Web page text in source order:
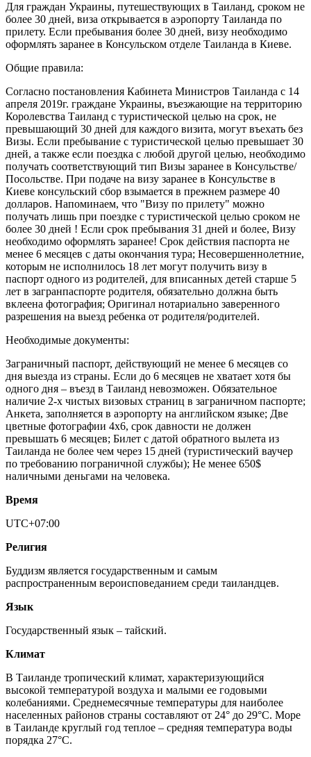
Для граждан Украины, путешествующих в Таиланд, сроком не
более 30 дней, виза открывается в аэропорту Таиланда по
прилету. Если пребывания более 30 дней, визу необходимо
оформлять заранее в Консульском отделе Таиланда в Киеве.
Общие правила:
Согласно постановления Кабинета Министров Таиланда с 14
апреля 2019г. граждане Украины, въезжающие на территорию
Королевства Таиланд с туристической целью на срок, не
превышающий 30 дней для каждого визита, могут въехать без
Визы. Если пребывание с туристической целью превышает 30
дней, а также если поездка с любой другой целью, необходимо
получать соответствующий тип Визы заранее в Консульстве/
Посольстве. При подаче на визу заранее в Консульстве в
Киеве консульский сбор взымается в прежнем размере 40
долларов. Напоминаем, что "Визу по прилету" можно
получать лишь при поездке с туристической целью сроком не
более 30 дней ! Если срок пребывания 31 дней и более, Визу
необходимо оформлять заранее! Срок действия паспорта не
менее 6 месяцев с даты окончания тура; Несовершеннолетние,
которым не исполнилось 18 лет могут получить визу в
паспорт одного из родителей, для вписанных детей старше 5
лет в загранпаспорте родителя, обязательно должна быть
вклеена фотография; Оригинал нотариально заверенного
разрешения на выезд ребенка от родителя/родителей.
Необходимые документы:
Заграничный паспорт, действующий не менее 6 месяцев со
дня выезда из страны. Если до 6 месяцев не хватает хотя бы
одного дня – въезд в Таиланд невозможен. Обязательное
наличие 2-х чистых визовых страниц в заграничном паспорте;
Анкета, заполняется в аэропорту на английском языке; Две
цветные фотографии 4х6, срок давности не должен
превышать 6 месяцев; Билет с датой обратного вылета из
Таиланда не более чем через 15 дней (туристический ваучер
по требованию пограничной службы); Не менее 650$
наличными деньгами на человека.
Время
UTC+07:00
Религия
Буддизм является государственным и самым
распространенным вероисповеданием среди таиландцев.
Язык
Государственный язык – тайский.
Климат
В Таиланде тропический климат, характеризующийся
высокой температурой воздуха и малыми ее годовыми
колебаниями. Среднемесячные температуры для наиболее
населенных районов страны составляют от 24° до 29°C. Море
в Таиланде круглый год теплое – средняя температура воды
порядка 27°C.